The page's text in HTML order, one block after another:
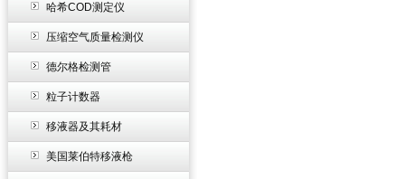
哈希COD测定仪
压缩空气质量检测仪
德尔格检测管
粒子计数器
移液器及其耗材
美国莱伯特移液枪